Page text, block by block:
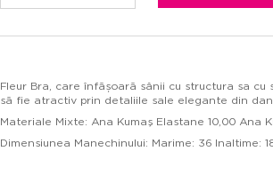
Fleur Bra, care înfășoară sânii cu structura sa
să fie atractiv prin detaliile sale elegante din
Materiale Mixte: Ana Kumaş Elastane 10,00 Ana
Dimensiunea Manechinului: Marime: 36 Inaltime: